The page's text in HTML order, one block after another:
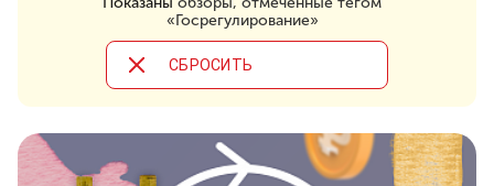
«Госрегулирование»
CБРОСИТЬ